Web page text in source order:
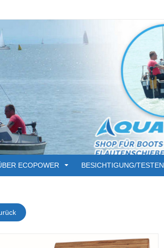
ECOPOWER BESICHTIGUNG/TESTEN